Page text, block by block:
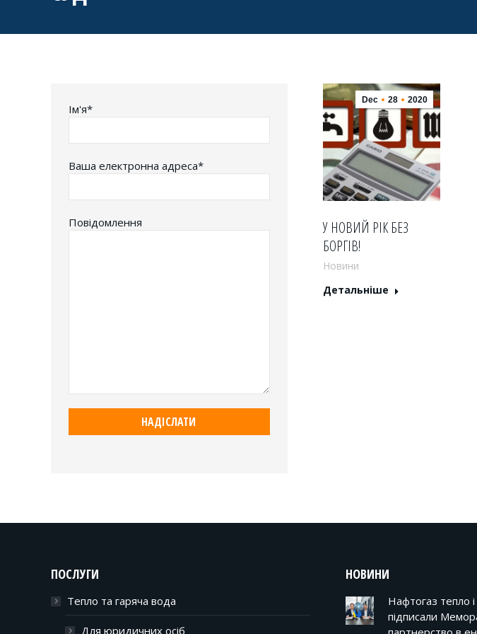
Dec 28 2020
У НОВИЙ РІК БЕЗ
БОРГІВ!
Новини
Детальніше
Iм'я*
Ваша електронна адреса*
Повідомлення
ПОСЛУГИ
Тепло та гаряча вода
Для юридичних осіб
НОВИНИ
Нафтогаз тепло
підписали